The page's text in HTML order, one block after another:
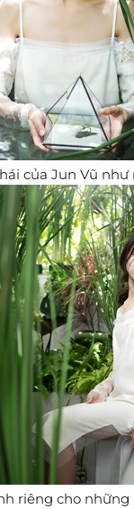
của Jun Vũ
riêng cho những